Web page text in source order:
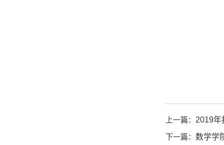
上一篇： 2019年
下一篇： 数学学